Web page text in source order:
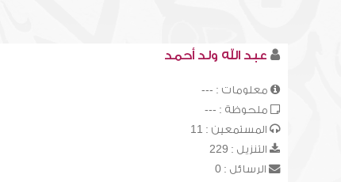
عبد الله ولد أحمد
معلومات : ---
ملحوظة : ---
المستمعين : 11
التنزيل : 229
الرسائل : 0